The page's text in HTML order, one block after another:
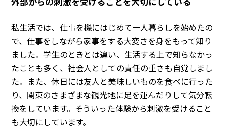
外部からの刺激を受けることを大切にしている
私生活では、仕事を機にはじめて一人暮らしを始めたの
で、仕事をしながら家事をする大変さを身をもって知り
ました。学生のときとは違い、生活する上で知らなかっ
たことも多く、社会人としての責任の重さも自覚しまし
た。また、休日には友人と美味しいものを食べに行った
り、関東のさまざまな観光地に足を運んだりして気分転
換をしています。そういった体験から刺激を受けること
も大切にしています。